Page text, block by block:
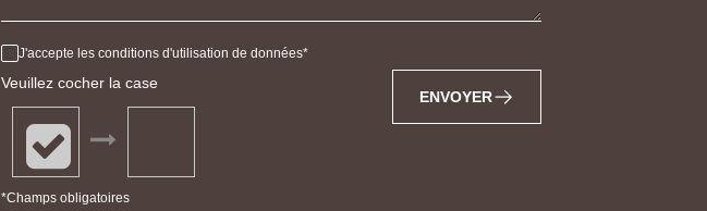
J'accepte les conditions d'utilisation de données
Veuillez cocher la case
*Champs obligatoires
ENVOYER